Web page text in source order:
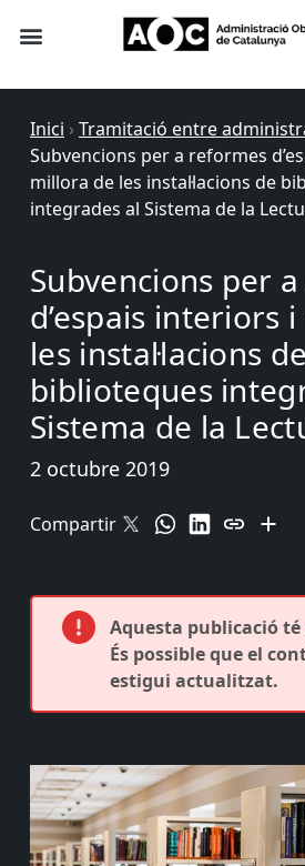
Inici › Tramitació entre
Subvencions per a reformes
millora de les instal·lacions de
integrades al Sistema de la
Subvencions per
d’espais interiors
les instal·lacions de
biblioteques
Sistema de la
2 octubre 2019
Compartir
Aquesta publicació té
És possible que el
estigui actualitzat.